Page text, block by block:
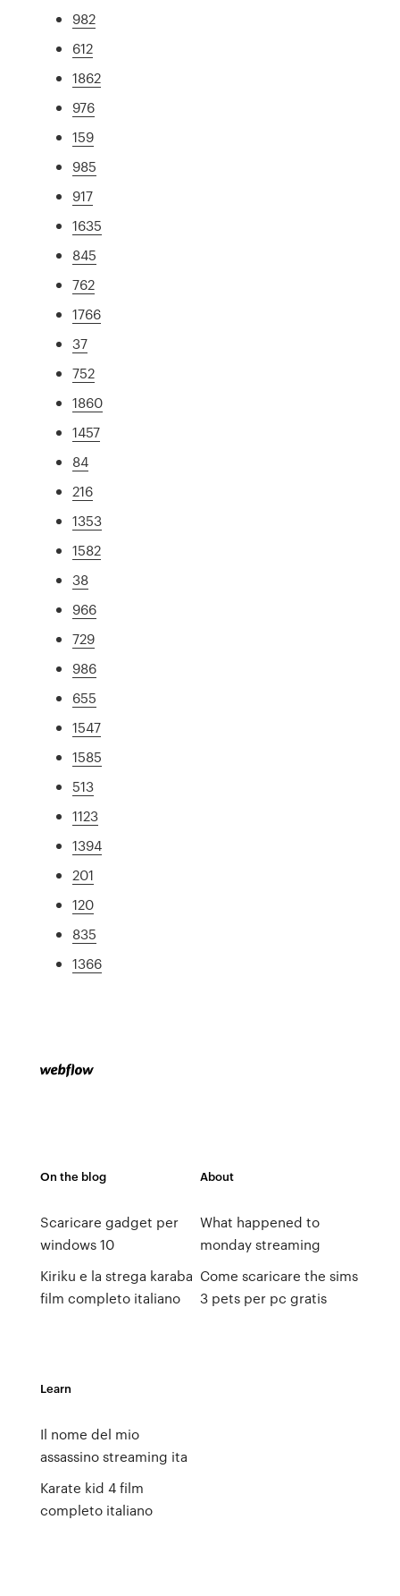
982
612
1862
976
159
985
917
1635
845
762
1766
37
752
1860
1457
84
216
1353
1582
38
966
729
986
655
1547
1585
513
1123
1394
201
120
835
1366
On the blog
Scaricare gadget per
windows 10
Kiriku e la strega karaba
film completo italiano
About
What happened to
monday streaming
Come scaricare the sims
3 pets per pc gratis
Learn
Il nome del mio
assassino streaming ita
Karate kid 4 film
completo italiano